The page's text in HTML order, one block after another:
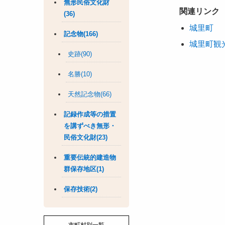
無形民俗文化財
(36)
記念物(166)
史跡(90)
名勝(10)
天然記念物(66)
記録作成等の措置
を講ずべき無形・
民俗文化財(23)
重要伝統的建造物
群保存地区(1)
保存技術(2)
関連リンク
城里町
城里町観